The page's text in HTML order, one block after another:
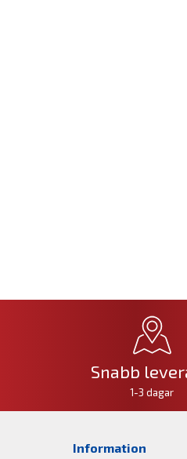
Snabb
1-3 dagar
Information